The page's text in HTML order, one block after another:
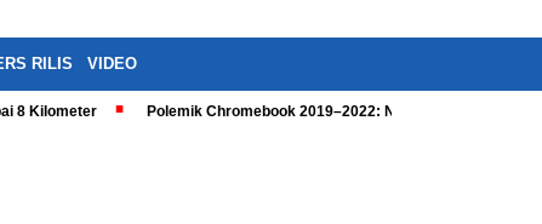
RILIS VIDEO
8 Kilometer Polemik Chromebook 2019–2022: Nadiem Dipanggil,